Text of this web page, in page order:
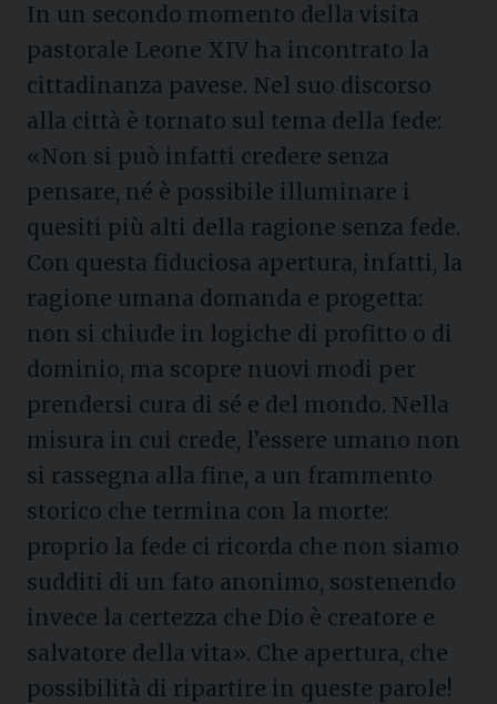
In un secondo momento della visita
pastorale Leone XIV ha incontrato la
cittadinanza pavese. Nel suo discorso
alla città è tornato sul tema della fede:
«Non si può infatti credere senza
pensare, né è possibile illuminare i
quesiti più alti della ragione senza fede.
Con questa fiduciosa apertura, infatti, la
ragione umana domanda e progetta:
non si chiude in logiche di profitto o di
dominio, ma scopre nuovi modi per
prendersi cura di sé e del mondo. Nella
misura in cui crede, l’essere umano non
si rassegna alla fine, a un frammento
storico che termina con la morte:
proprio la fede ci ricorda che non siamo
sudditi di un fato anonimo, sostenendo
invece la certezza che Dio è creatore e
salvatore della vita». Che apertura, che
possibilità di ripartire in queste parole!